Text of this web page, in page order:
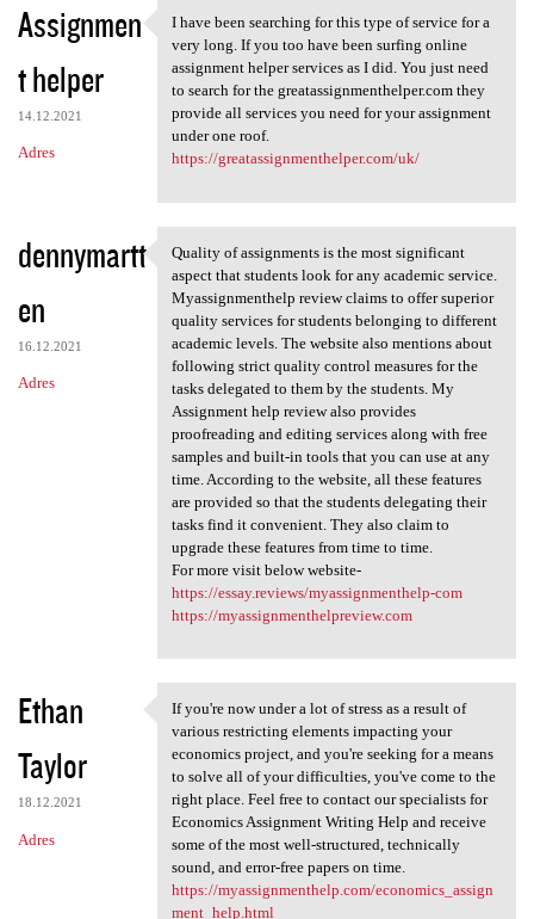
Assignmen
t helper
14.12.2021
Adres
I have been searching for
I have been searching for this type of service for a
very long. If you too have been surfing online
assignment helper services as I did. You just need
to search for the greatassignmenthelper.com they
provide all services you need for your assignment
under one roof.
https://greatassignmenthelper.com/uk/
dennymartt
en
16.12.2021
Adres
Quality of assignments is the
Quality of assignments is the most significant
aspect that students look for any academic service.
Myassignmenthelp review claims to offer superior
quality services for students belonging to different
academic levels. The website also mentions about
following strict quality control measures for the
tasks delegated to them by the students. My
Assignment help review also provides
proofreading and editing services along with free
samples and built-in tools that you can use at any
time. According to the website, all these features
are provided so that the students delegating their
tasks find it convenient. They also claim to
upgrade these features from time to time.
For more visit below website-
https://essay.reviews/myassignmenthelp-com
https://myassignmenthelpreview.com
Ethan
Taylor
18.12.2021
Adres
If you're now under a lot of
If you're now under a lot of stress as a result of
various restricting elements impacting your
economics project, and you're seeking for a means
to solve all of your difficulties, you've come to the
right place. Feel free to contact our specialists for
Economics Assignment Writing Help and receive
some of the most well-structured, technically
sound, and error-free papers on time.
https://myassignmenthelp.com/economics_assign
ment_help.html